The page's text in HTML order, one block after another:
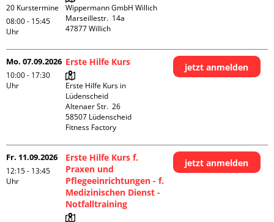
20 Kurstermine
08:00 - 15:45
Uhr
Wippermann GmbH Willich
Marseillestr.  14a
Mo. 07.09.2026
10:00 - 17:30
Uhr
Erste Hilfe Kurs
Erste Hilfe Kurs in
Lüdenscheid
Altenaer Str.  26
58507 Lüdenscheid
Fitness Factory
jetzt anmelden
Fr. 11.09.2026
12:15 - 13:45
Uhr
Erste Hilfe Kurs f.
Praxen und
Pflegeeinrichtungen - f.
Medizinischen Dienst -
Notfalltraining
jetzt anmelden